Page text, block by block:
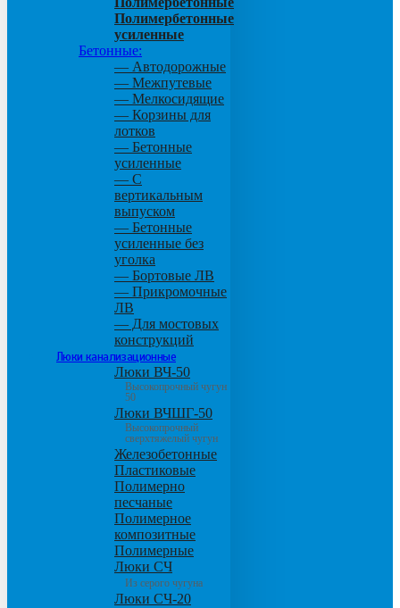
Полимербетонные
усиленные
Бетонные:
— Автодорожные
— Межпутевые
— Мелкосидящие
— Корзины для
лотков
— Бетонные
усиленные
— С
вертикальным
выпуском
— Бетонные
усиленные без
уголка
— Бортовые ЛВ
— Прикромочные
ЛВ
— Для мостовых
конструкций
Люки канализационные
Люки ВЧ-50
Высокопрочный чугун
50
Люки ВЧШГ-50
Высокопрочный
сверхтяжелый чугун
Железобетонные
Пластиковые
Полимерно
песчаные
Полимерное
композитные
Полимерные
Люки СЧ
Из серого чугуна
Люки СЧ-20